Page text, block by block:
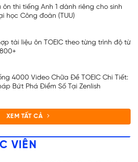
ôn thi tiếng Anh 1 dành riêng cho sinh
học Công đoàn (TUU)
tài liệu ôn TOEIC theo từng trình độ từ
4000 Video Chữa Đề TOEIC Chi Tiết:
Bứt Phá Điểm Số Tại Zenlish
XEM TẤT CẢ
VIÊN